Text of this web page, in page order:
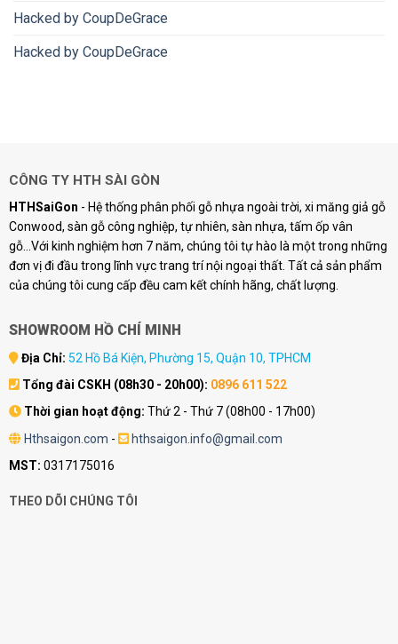
Hacked by CoupDeGrace
Hacked by CoupDeGrace
CÔNG TY HTH SÀI GÒN
HTHSaiGon - Hệ thống phân phối gỗ nhựa ngoài trời, xi măng giả gỗ
Conwood, sàn gỗ công nghiệp, tự nhiên, sàn nhựa, tấm ốp vân
gỗ...Với kinh nghiệm hơn 7 năm, chúng tôi tự hào là một trong những
đơn vị đi đầu trong lĩnh vực trang trí nội ngoại thất. Tất cả sản phẩm
của chúng tôi cung cấp đều cam kết chính hãng, chất lượng.
SHOWROOM HỒ CHÍ MINH
Địa Chỉ: 52 Hồ Bá Kiện, Phường 15, Quận 10, TPHCM
Tổng đài CSKH (08h30 - 20h00): 0896 611 522
Thời gian hoạt động: Thứ 2 - Thứ 7 (08h00 - 17h00)
Hthsaigon.com -
hthsaigon.info@gmail.com
MST: 0317175016
THEO DÕI CHÚNG TÔI